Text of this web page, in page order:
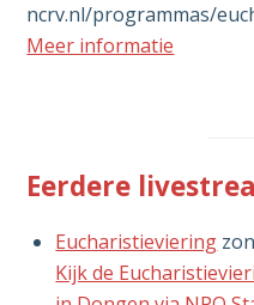
ncrv.nl/programmas/
Meer informatie
Eerdere
Eucharistieviering
Kijk de